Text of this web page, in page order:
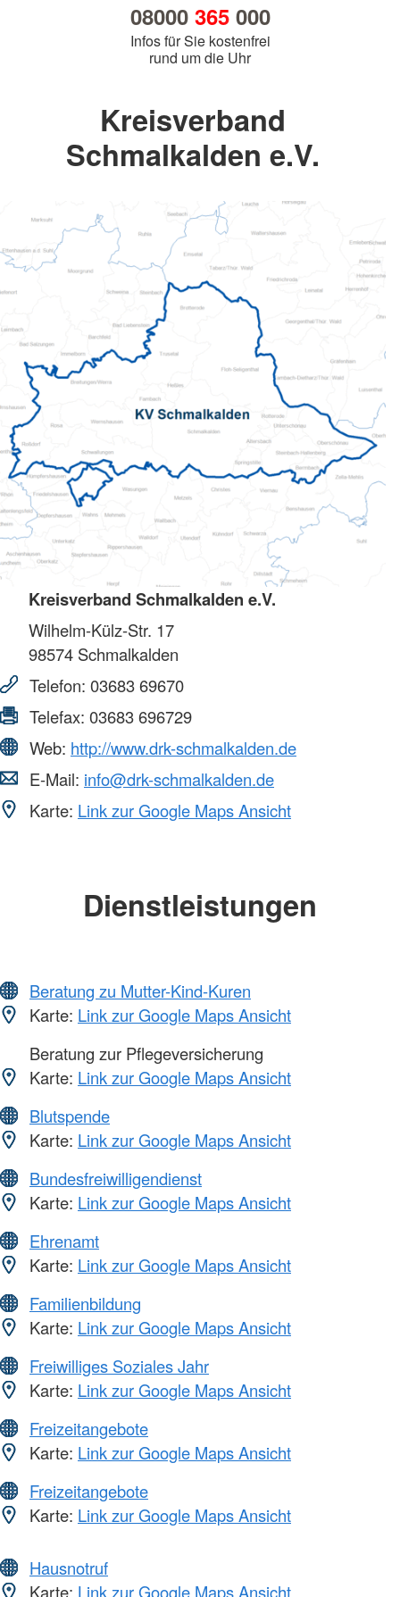
08000 365000
Infos für Sie kostenfrei
rund um die Uhr
Kreisverband
Schmalkalden e.V.
Kreisverband Schmalkalden e.V.
Wilhelm-Külz-Str. 17
98574 Schmalkalden
Telefon: 03683 69670
Telefax: 03683 696729
Web: http://www.drk-schmalkalden.de
E-Mail: info@drk-schmalkalden.de
Karte: Link zur Google Maps Ansicht
Dienstleistungen
Beratung zu Mutter-Kind-Kuren
Karte: Link zur Google Maps Ansicht
Beratung zur Pflegeversicherung
Karte: Link zur Google Maps Ansicht
Blutspende
Karte: Link zur Google Maps Ansicht
Bundesfreiwilligendienst
Karte: Link zur Google Maps Ansicht
Ehrenamt
Karte: Link zur Google Maps Ansicht
Familienbildung
Karte: Link zur Google Maps Ansicht
Freiwilliges Soziales Jahr
Karte: Link zur Google Maps Ansicht
Freizeitangebote
Karte: Link zur Google Maps Ansicht
Freizeitangebote
Karte: Link zur Google Maps Ansicht
Hausnotruf
Karte: Link zur Google Maps Ansicht